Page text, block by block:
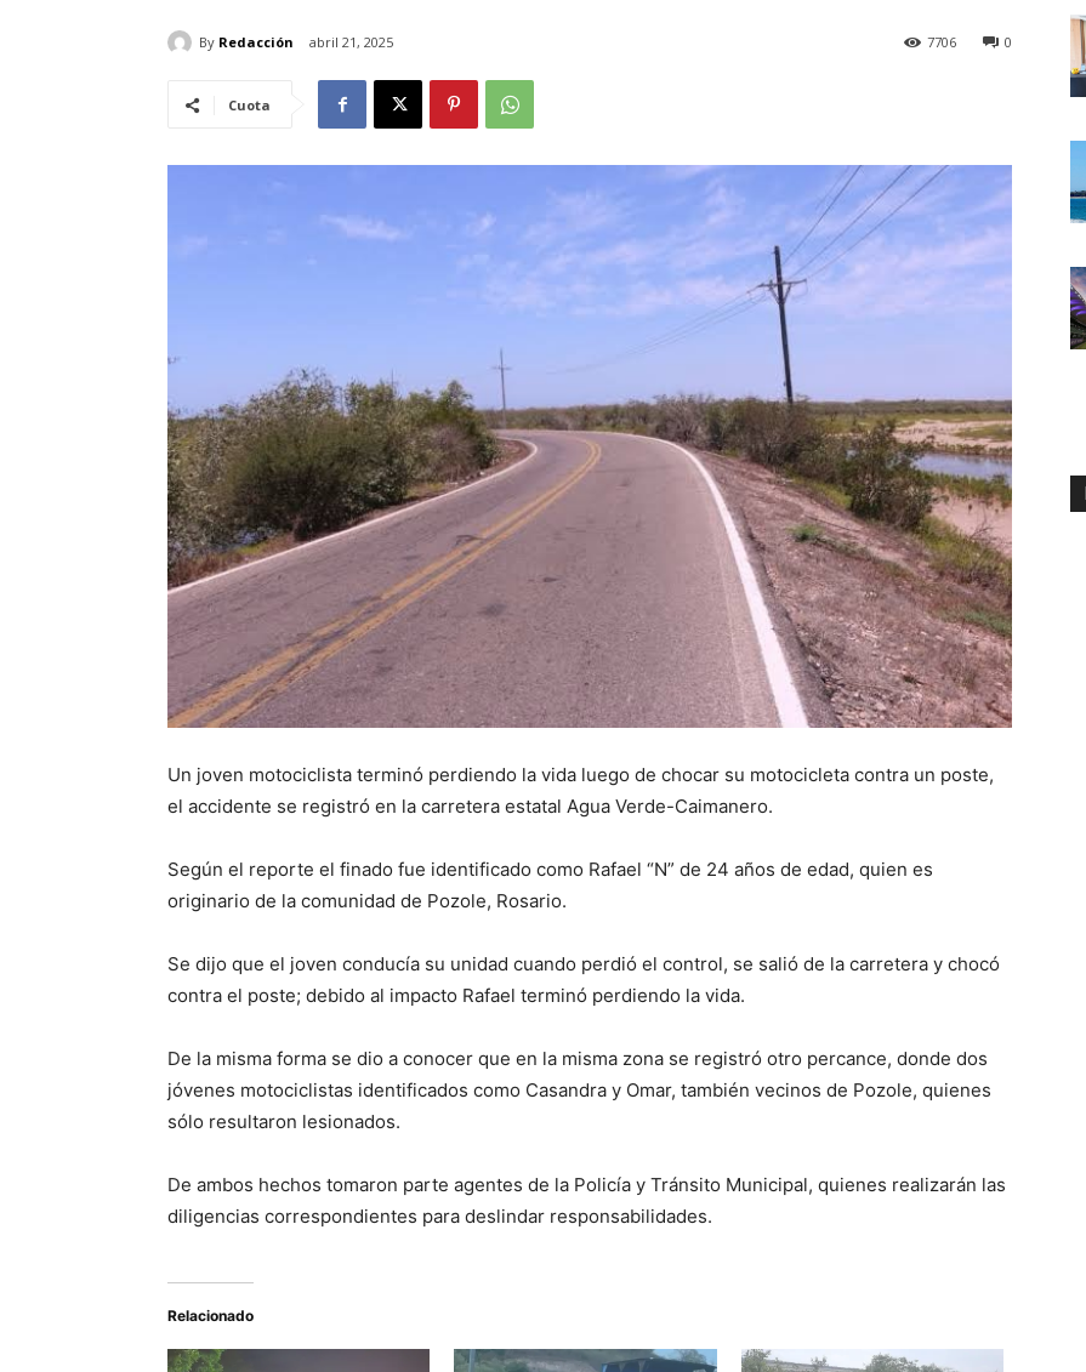
By Redacción abril 21, 2025 0
7706
Cuota
Un joven motociclista terminó perdiendo la vida luego de chocar su motocicleta contra un poste,
el accidente se registró en la carretera estatal Agua Verde-Caimanero.
Según el reporte el finado fue identificado como Rafael “N” de 24 años de edad, quien es
originario de la comunidad de Pozole, Rosario.
Se dijo que el joven conducía su unidad cuando perdió el control, se salió de la carretera y chocó
contra el poste; debido al impacto Rafael terminó perdiendo la vida.
De la misma forma se dio a conocer que en la misma zona se registró otro percance, donde dos
jóvenes motociclistas identificados como Casandra y Omar, también vecinos de Pozole, quienes
sólo resultaron lesionados.
De ambos hechos tomaron parte agentes de la Policía y Tránsito Municipal, quienes realizarán las
diligencias correspondientes para deslindar responsabilidades.
Relacionado